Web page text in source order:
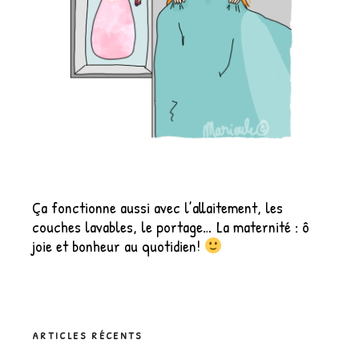
Ça fonctionne aussi avec l’allaitement, les
couches lavables, le portage… La maternité : ô
joie et bonheur au quotidien!
ARTICLES RÉCENTS